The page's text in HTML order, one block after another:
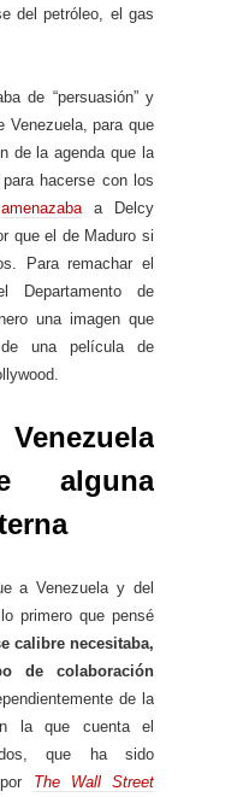
del petróleo, el gas
de “persuasión” y
Venezuela, para que
de la agenda que la
hacerse con los
amenazaba a Delcy
que el de Maduro si
Para remachar el
Departamento de
una imagen que
una película de
alguna
a Venezuela y del
primero que pensé
calibre necesitaba,
de colaboración
de la
la que cuenta el
que ha sido
The Wall Street